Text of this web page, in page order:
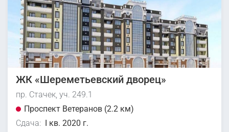
ЖК «Шереметьевский дворец»
пр. Стачек, уч. 249.1
Проспект Ветеранов (2.2 км)
Сдача: I кв. 2020 г.